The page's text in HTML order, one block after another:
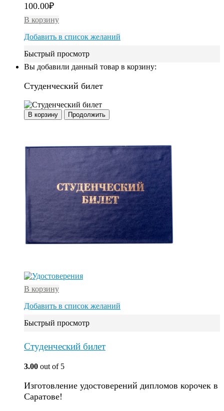
100.00₽
В корзину
Добавить в список желаний
Быстрый просмотр
Вы добавили данный товар в корзину:
Студенческий билет
В корзину Продолжить
В корзину
Добавить в список желаний
Быстрый просмотр
Студенческий билет
3.00 out of 5
Изготовление удостоверений дипломов корочек в
Саратове!